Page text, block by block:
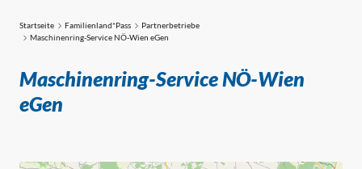
Partnerbetriebe
Startseite Familienland*Pass
Partnerbetriebe
Maschinenring-Service NÖ-Wien eGen
Maschinenring-Service NÖ-Wien
eGen